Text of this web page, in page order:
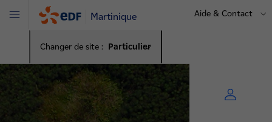
Martinique
Changer de site : Particulier
Aide & Contact
Menu